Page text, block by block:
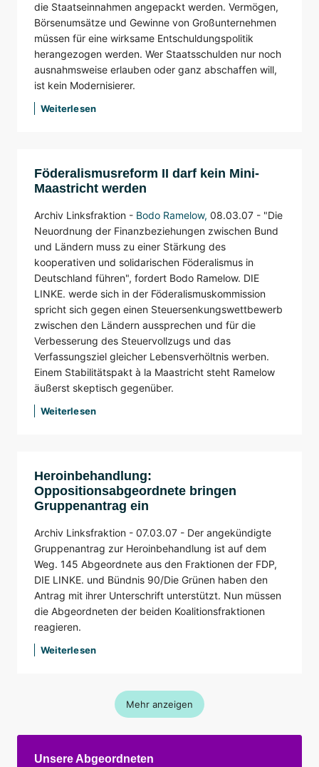
die Staatseinnahmen angepackt werden. Vermögen,
Börsenumsätze und Gewinne von Großunternehmen
müssen für eine wirksame Entschuldungspolitik
herangezogen werden. Wer Staatsschulden nur noch
ausnahmsweise erlauben oder ganz abschaffen will,
ist kein Modernisierer.
Weiterlesen
Föderalismusreform II darf kein Mini-
Maastricht werden
Archiv Linksfraktion - Bodo Ramelow, 08.03.07 - "Die
Neuordnung der Finanzbeziehungen zwischen Bund
und Ländern muss zu einer Stärkung des
kooperativen und solidarischen Föderalismus in
Deutschland führen", fordert Bodo Ramelow. DIE
LINKE. werde sich in der Föderalismuskommission
spricht sich gegen einen Steuersenkungswettbewerb
zwischen den Ländern aussprechen und für die
Verbesserung des Steuervollzugs und das
Verfassungsziel gleicher Lebensverhöltnis werben.
Einem Stabilitätspakt à la Maastricht steht Ramelow
äußerst skeptisch gegenüber.
Weiterlesen
Heroinbehandlung:
Oppositionsabgeordnete bringen
Gruppenantrag ein
Archiv Linksfraktion - 07.03.07 - Der angekündigte
Gruppenantrag zur Heroinbehandlung ist auf dem
Weg. 145 Abgeordnete aus den Fraktionen der FDP,
DIE LINKE. und Bündnis 90/Die Grünen haben den
Antrag mit ihrer Unterschrift unterstützt. Nun müssen
die Abgeordneten der beiden Koalitionsfraktionen
reagieren.
Weiterlesen
Mehr anzeigen
Unsere Abgeordneten